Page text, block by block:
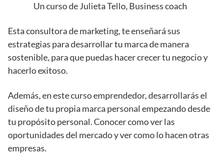
Un curso de Julieta Tello, Business coach
Esta consultora de marketing, te enseñará sus
estrategias para desarrollar tu marca de manera
sostenible, para que puedas hacer crecer tu negocio y
hacerlo exitoso.
Además, en este curso emprendedor, desarrollarás el
diseño de tu propia marca personal empezando desde
tu propósito personal. Conocer como ver las
oportunidades del mercado y ver como lo hacen otras
empresas.